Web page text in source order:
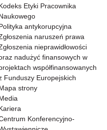
Etyki Pracownika
antykorupcyjna
naruszeń prawa
nieprawidłowości
nadużyć finansowych w
współfinansowanych
Funduszy Europejskich
strony
Konferencyjno-